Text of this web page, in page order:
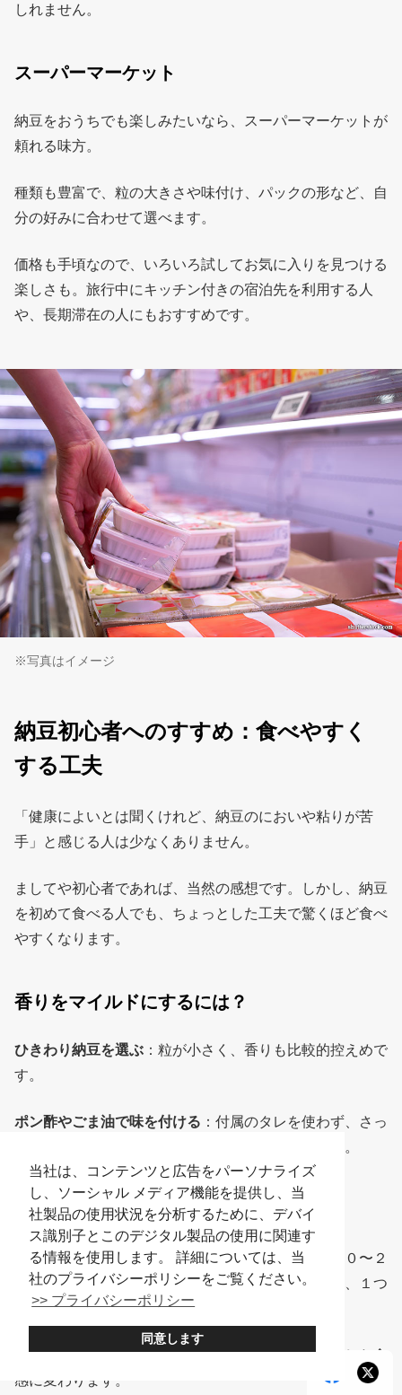
当社は、コンテンツと広告をパーソナライズ
し、ソーシャル メディア機能を提供し、当
社製品の使用状況を分析するために、デバイ
ス識別子とこのデジタル製品の使用に関連す
る情報を使用します。 詳細については、当
社のプライバシーポリシーをご覧ください。
>> プライバシーポリシー
同意します
しれません。
スーパーマーケット
納豆をおうちでも楽しみたいなら、スーパーマーケットが
頼れる味方。
種類も豊富で、粒の大きさや味付け、パックの形など、自
分の好みに合わせて選べます。
価格も手頃なので、いろいろ試してお気に入りを見つける
楽しさも。旅行中にキッチン付きの宿泊先を利用する人
や、長期滞在の人にもおすすめです。
※写真はイメージ
納豆初心者へのすすめ：食べやすく
する工夫
「健康によいとは聞くけれど、納豆のにおいや粘りが苦
手」と感じる人は少なくありません。
ましてや初心者であれば、当然の感想です。しかし、納豆
を初めて食べる人でも、ちょっとした工夫で驚くほど食べ
やすくなります。
香りをマイルドにするには？
ひきわり納豆を選ぶ ：粒が小さく、香りも比較的控えめで
す。
ポン酢やごま油で味を付ける ：付属のタレを使わず、さっ
ぱり系の調味料で味を調えると風味がやわらぎます。
粘りが気になる時は？
混ぜすぎない：粘りは混ぜるほど強くなるので、１０〜２
０回くらいを目安に軽く混ぜるだけにしてみるのも、１つ
の手です。
生卵やとろろをプラス：粘りが分散され、さらっとした食
感に変わります。